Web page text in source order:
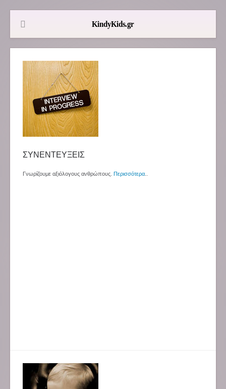
ΣΥΝΕΝΤΕΥΞΕΙΣ
Γνωρίζουμε αξιόλογους ανθρώπους. Περισσότερα